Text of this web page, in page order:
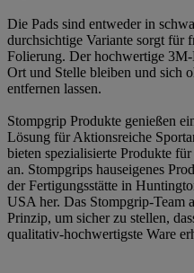
Die Pads sind entweder in
durchsichtige Variante sorgt für
Folierung. Der hochwertige 3M-
Ort und Stelle bleiben und sich
entfernen lassen.
Stompgrip Produkte genießen
Lösung für Aktionsreiche
bieten spezialisierte Produkte
an. Stompgrips hauseigenes
der Fertigungsstätte in
USA her. Das Stompgrip-Team
Prinzip, um sicher zu stellen,
qualitativ-hochwertigste Ware